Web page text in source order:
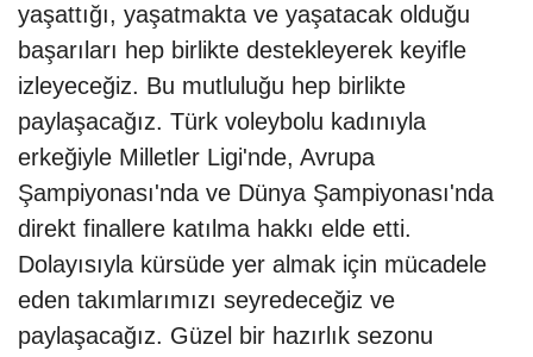
yaşattığı, yaşatmakta ve yaşatacak olduğu
başarıları hep birlikte destekleyerek keyifle
izleyeceğiz. Bu mutluluğu hep birlikte
paylaşacağız. Türk voleybolu kadınıyla
erkeğiyle Milletler Ligi'nde, Avrupa
Şampiyonası'nda ve Dünya Şampiyonası'nda
direkt finallere katılma hakkı elde etti.
Dolayısıyla kürsüde yer almak için mücadele
eden takımlarımızı seyredeceğiz ve
paylaşacağız. Güzel bir hazırlık sezonu